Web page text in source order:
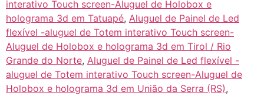
interativo Touch screen-Aluguel de Holobox e
holograma 3d em Tatuapé, Aluguel de Painel de Led
flexível -aluguel de Totem interativo Touch screen-
Aluguel de Holobox e holograma 3d em Tirol / Rio
Grande do Norte, Aluguel de Painel de Led flexível -
aluguel de Totem interativo Touch screen-Aluguel de
Holobox e holograma 3d em União da Serra (RS),